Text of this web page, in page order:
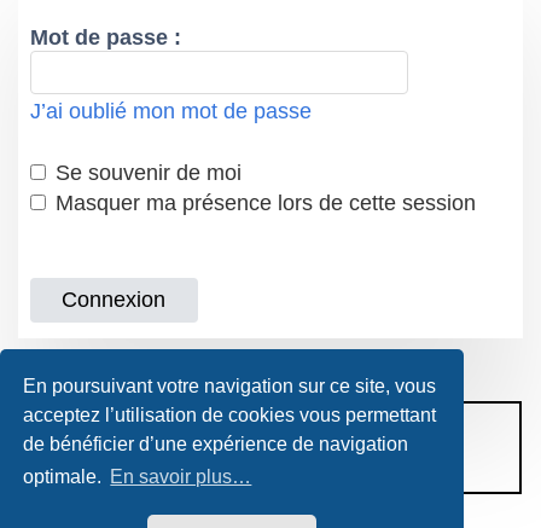
En poursuivant votre navigation sur ce site, vous
acceptez l’utilisation de cookies vous permettant
de bénéficier d’une expérience de navigation
optimale. En savoir plus…
Mot de passe :
J’ai oublié mon mot de passe
Se souvenir de moi
Masquer ma présence lors de cette session
CONDITIONS D’UTILISATION
POLITIQUE DE VIE PRIVÉE